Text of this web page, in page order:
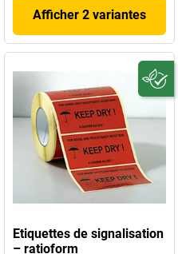
Afficher 2 variantes
Etiquettes de signalisation
– ratioform